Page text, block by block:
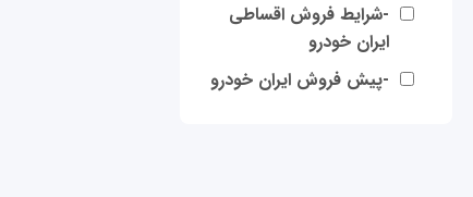
-شرایط فروش اقساطی
ایران خودرو
-پیش فروش ایران خودرو